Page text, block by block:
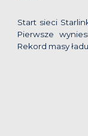
Start sieci
Pierwsze
Rekord masy